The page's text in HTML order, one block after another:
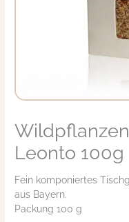
Leonto 100g
Fein komponiertes
aus Bayern.
Packung 100 g
Wildpflanzen
Tischsalz
von
100g
Menge